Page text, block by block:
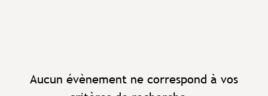
Aucun évènement ne correspond à vos